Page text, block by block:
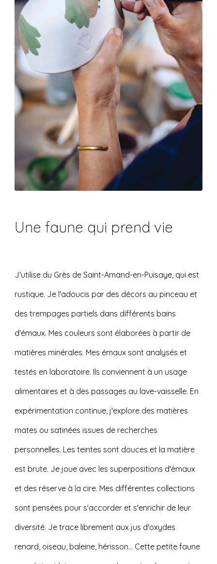
Une faune qui prend vie
J'utilise du Grès de Saint-Amand-en-Puisaye, qui est
rustique. Je l'adoucis par des décors au pinceau et
des trempages partiels dans différents bains
d'émaux. Mes couleurs sont élaborées à partir de
matières minérales. Mes émaux sont analysés et
testés en laboratoire. Ils conviennent à un usage
alimentaires et à des passages au lave-vaisselle. En
expérimentation continue, j'explore des matières
mates ou satinées issues de recherches
personnelles. Les teintes sont douces et la matière
est brute. Je joue avec les superpositions d'émaux
et des réserve à la cire. Mes différentes collections
sont pensées pour s'accorder et s'enrichir de leur
diversité. Je trace librement aux jus d'oxydes
renard, oiseau, baleine, hérisson... Cette petite faune